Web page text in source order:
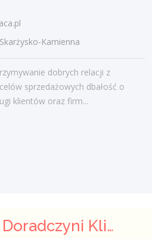
Kamienna
dobrych relacji z
sprzedażowych dbałość o
klientów oraz firm...
Doradca / Doradczyni Klienta – branża finansowa